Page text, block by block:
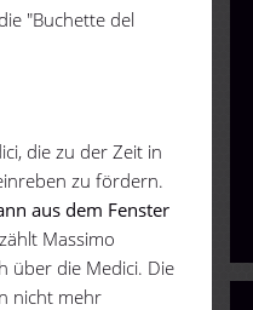
"Buchette del
die zu der Zeit in
zu fördern.
aus dem Fenster
Massimo
über die Medici. Die
nicht mehr